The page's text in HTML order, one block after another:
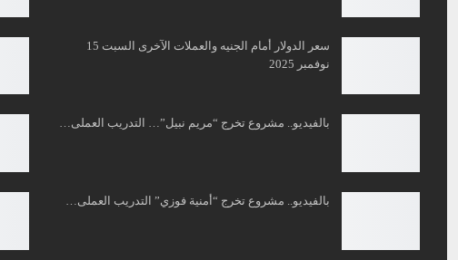
سعر الدولار أمام الجنيه والعملات الآخرى السبت 15
نوفمبر 2025
بالفيديو.. مشروع تخرج “مريم نبيل”… التدريب العملى…
بالفيديو.. مشروع تخرج “أمنية فوزي” التدريب العملى…